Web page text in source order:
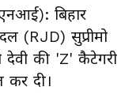
बिहार
दल (RJD) सुप्रीमो
देवी की 'Z' कैटेगरी
कर दी।